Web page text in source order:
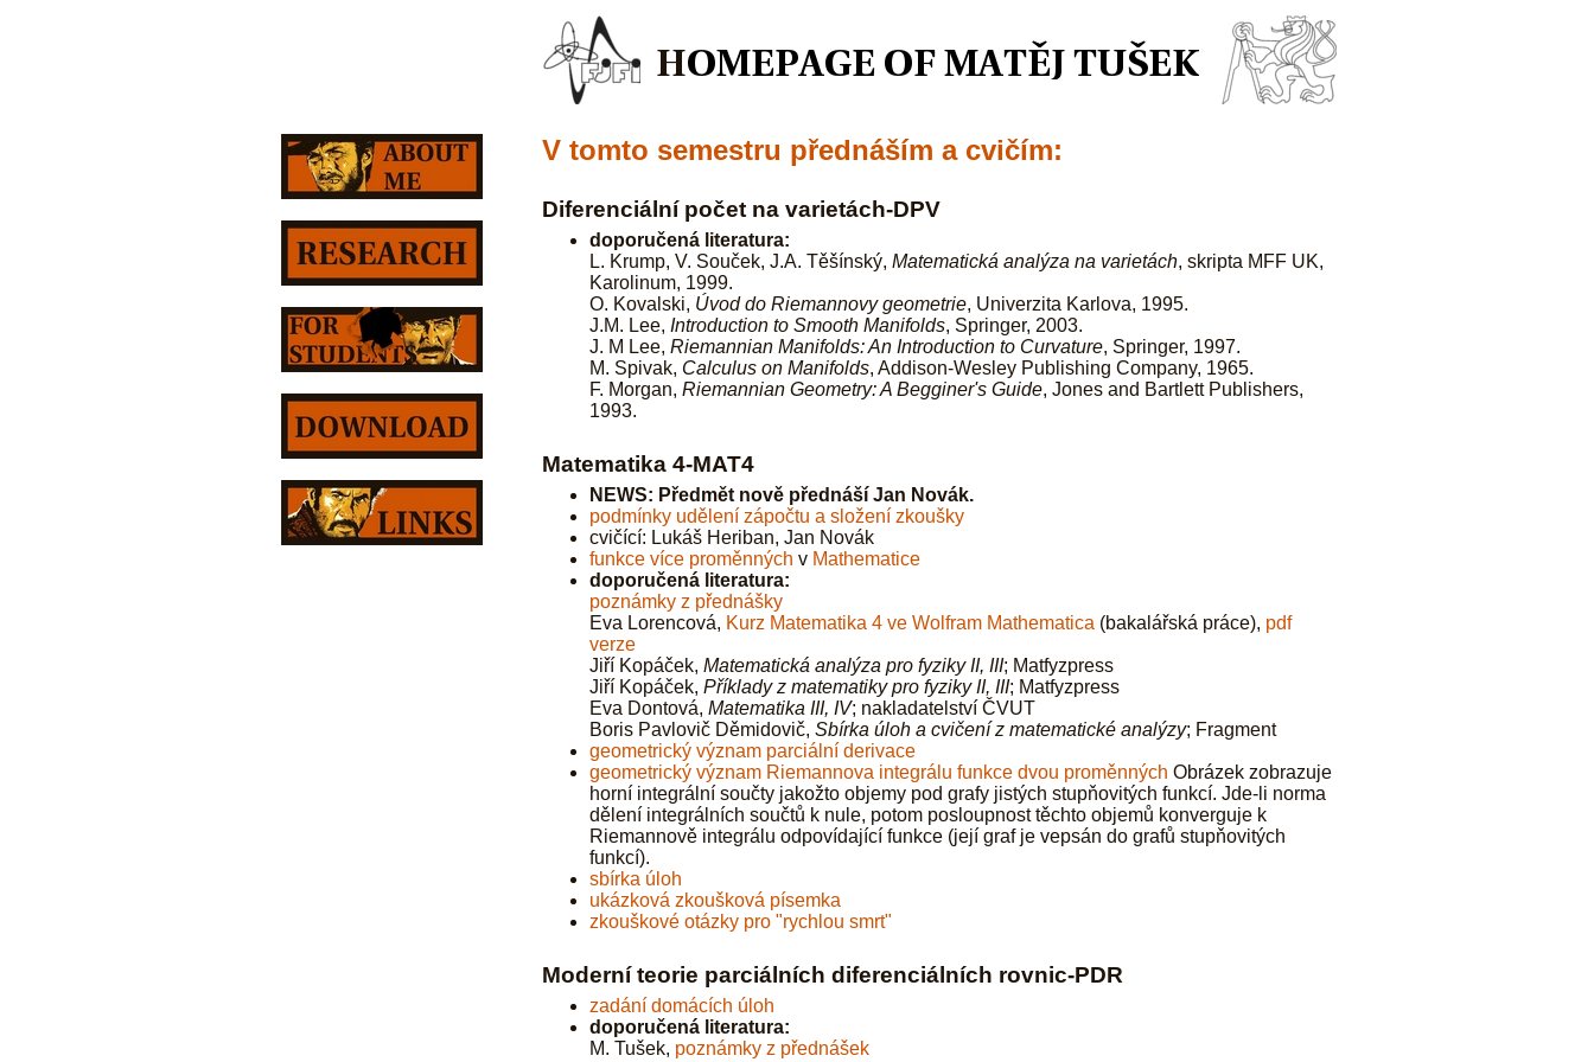
V tomto semestru přednáším a cvičím:
Diferenciální počet na varietách-DPV
doporučená literatura:
L. Krump, V. Souček, J.A. Těšínský, Matematická analýza na varietách, skripta MFF UK,
Karolinum, 1999.
O. Kovalski, Úvod do Riemannovy geometrie, Univerzita Karlova, 1995.
J.M. Lee, Introduction to Smooth Manifolds, Springer, 2003.
J. M Lee, Riemannian Manifolds: An Introduction to Curvature, Springer, 1997.
M. Spivak, Calculus on Manifolds, Addison-Wesley Publishing Company, 1965.
F. Morgan, Riemannian Geometry: A Begginer's Guide, Jones and Bartlett Publishers,
1993.
Matematika 4-MAT4
NEWS: Předmět nově přednáší Jan Novák.
podmínky udělení zápočtu a složení zkoušky
cvičící: Lukáš Heriban, Jan Novák
funkce více proměnných v Mathematice
doporučená literatura:
poznámky z přednášky
Eva Lorencová, Kurz Matematika 4 ve Wolfram Mathematica (bakalářská práce), pdf
verze
Jiří Kopáček, Matematická analýza pro fyziky II, III; Matfyzpress
Jiří Kopáček, Příklady z matematiky pro fyziky II, III; Matfyzpress
Eva Dontová, Matematika III, IV; nakladatelství ČVUT
Boris Pavlovič Děmidovič, Sbírka úloh a cvičení z matematické analýzy; Fragment
geometrický význam parciální derivace
geometrický význam Riemannova integrálu funkce dvou proměnných Obrázek zobrazuje
horní integrální součty jakožto objemy pod grafy jistých stupňovitých funkcí. Jde-li norma
dělení integrálních součtů k nule, potom posloupnost těchto objemů konverguje k
Riemannově integrálu odpovídající funkce (její graf je vepsán do grafů stupňovitých
funkcí).
sbírka úloh
ukázková zkoušková písemka
zkouškové otázky pro "rychlou smrt"
Moderní teorie parciálních diferenciálních rovnic-PDR
zadání domácích úloh
doporučená literatura:
M. Tušek, poznámky z přednášek